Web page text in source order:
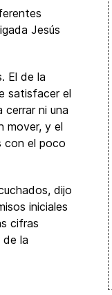
Jesús
El de la
satisfacer el
ni una
mover, y el
con el poco
dijo
iniciales
cifras
de la